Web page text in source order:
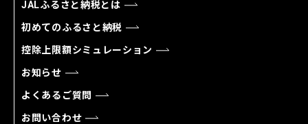
JALふるさと納税とは
初めてのふるさと納税
控除上限額シミュレーション
お知らせ
よくあるご質問
お問い合わせ